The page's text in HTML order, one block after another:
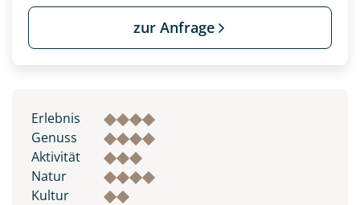
zur Anfrage
Erlebnis
Genuss
Aktivität
Natur
Kultur
Kenntnis genommen und akzeptiert haben.